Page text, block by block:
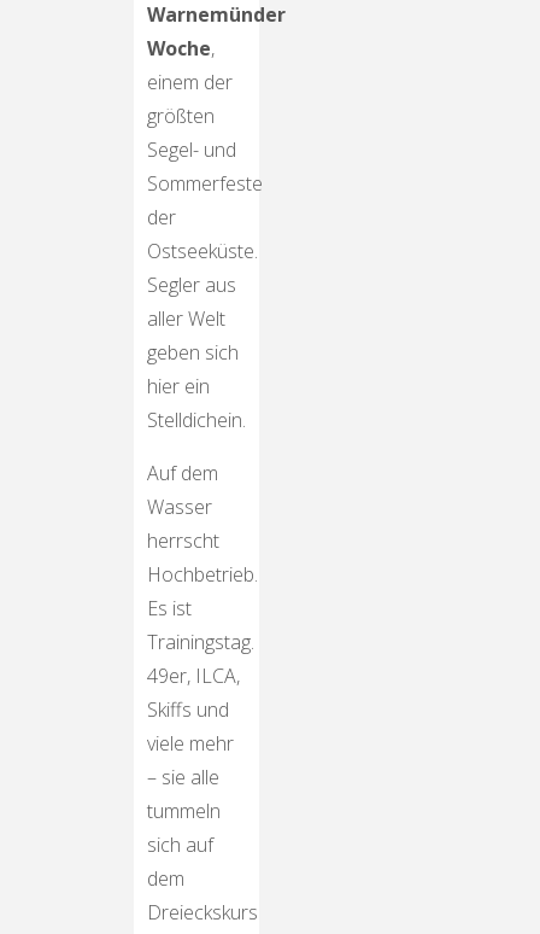
Warnemünder
Woche,
einem der
größten
Segel- und
Sommerfeste
der
Ostseeküste.
Segler aus
aller Welt
geben sich
hier ein
Stelldichein.
Auf dem
Wasser
herrscht
Hochbetrieb.
Es ist
Trainingstag.
49er, ILCA,
Skiffs und
viele mehr
– sie alle
tummeln
sich auf
dem
Dreieckskurs